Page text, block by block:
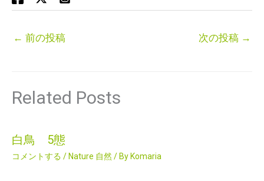
← 前の投稿 次の投稿 →
Related Posts
白鳥 5態
コメントする / Nature 自然 / By Komaria